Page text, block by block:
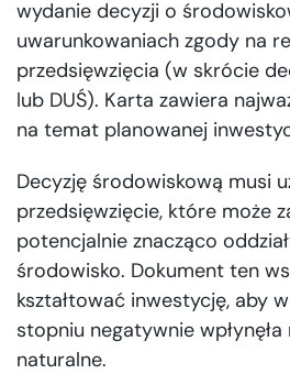
wydanie decyzji o
uwarunkowaniach zgody na
przedsięwzięcia (w skrócie
lub DUŚ). Karta zawiera
na temat planowanej
Decyzję środowiskową musi
przedsięwzięcie, które może
potencjalnie znacząco
środowisko. Dokument ten
kształtować inwestycję, aby
stopniu negatywnie
naturalne.